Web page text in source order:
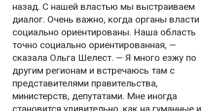
назад. С нашей властью мы выстраиваем
диалог. Очень важно, когда органы власти
социально ориентированы. Наша область
точно социально ориентированная, —
сказала Ольга Шелест. — Я много езжу по
другим регионам и встречаюсь там с
представителями правительства,
министерств, депутатами. Мне иногда